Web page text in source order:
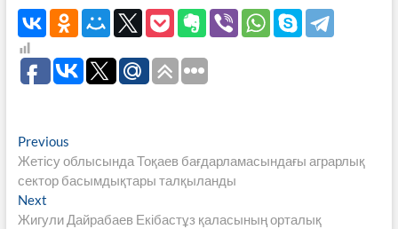
Навигация
по
записям
PreviousPrevious
post:
Жетісу облысында Тоқаев бағдарламасындағы аграрлық
сектор басымдықтары талқыланды
NextNext
post:
Жигули Дайрабаев Екібастұз қаласының орталық